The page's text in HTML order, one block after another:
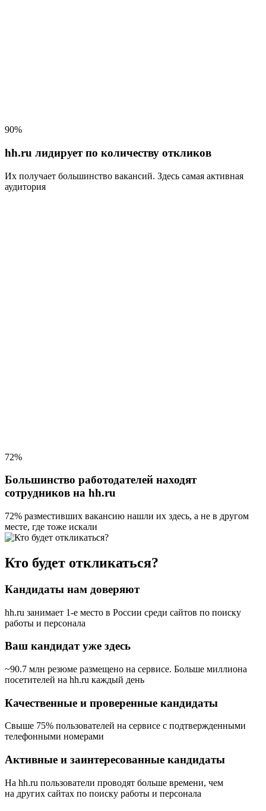
90%
hh.ru лидирует по количеству откликов
Их получает большинство вакансий. Здесь самая активная
аудитория
72%
Большинство работодателей находят
сотрудников на hh.ru
72% разместивших вакансию нашли их здесь, а не в другом
месте, где тоже искали
Кто будет откликаться?
Кандидаты нам доверяют
hh.ru занимает 1-е место в России среди сайтов по поиску
работы и персонала
Ваш кандидат уже здесь
~90.7 млн резюме размещено на сервисе. Больше миллиона
посетителей на hh.ru каждый день
Качественные и проверенные кандидаты
Свыше 75% пользователей на сервисе с подтвержденными
телефонными номерами
Активные и заинтересованные кандидаты
На hh.ru пользователи проводят больше времени, чем
на других сайтах по поиску работы и персонала